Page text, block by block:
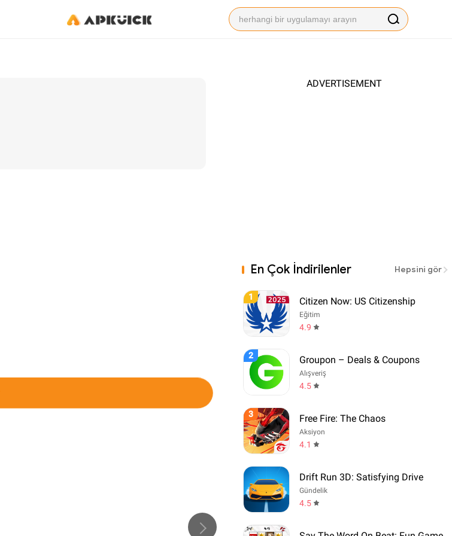
ADVERTISEMENT
En Çok İndirilenler Hepsini gör
1 Citizen Now: US Citizenship
Eğitim
4.9
2 Groupon – Deals & Coupons
Alışveriş
4.5
3 Free Fire: The Chaos
Aksiyon
4.1
Drift Run 3D: Satisfying Drive
Gündelik
4.5